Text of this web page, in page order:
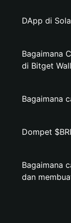
DApp di
Bagaimana
di Bitget
Bagaimana
Dompet
Bagaimana
dan